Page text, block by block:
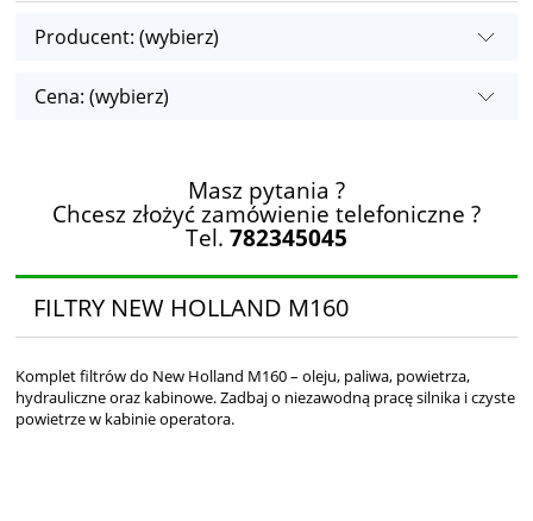
Producent: (wybierz)
Cena: (wybierz)
Masz pytania ?
Chcesz złożyć zamówienie telefoniczne ?
Tel. 782345045
FILTRY NEW HOLLAND M160
Komplet filtrów do New Holland M160 – oleju, paliwa, powietrza,
hydrauliczne oraz kabinowe. Zadbaj o niezawodną pracę silnika i czyste
powietrze w kabinie operatora.